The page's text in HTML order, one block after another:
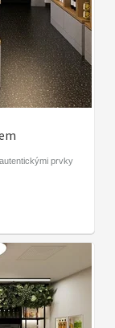
prvky